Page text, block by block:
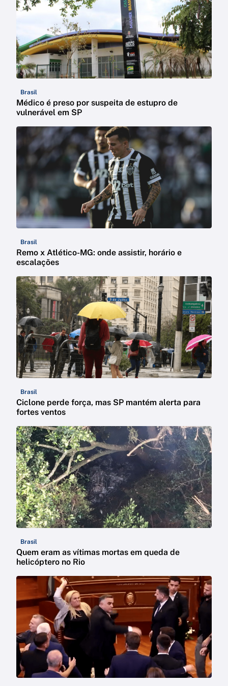
Brasil
Médico é preso por suspeita de estupro de
vulnerável em SP
Brasil
Remo x Atlético-MG: onde assistir, horário e
escalações
Brasil
Ciclone perde força, mas SP mantém alerta para
fortes ventos
Brasil
Quem eram as vítimas mortas em queda de
helicóptero no Rio